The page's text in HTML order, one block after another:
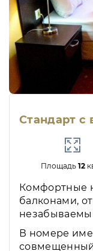
Стандарт с
Площадь 12
Комфортные
балконами,
В номере
совмещенный